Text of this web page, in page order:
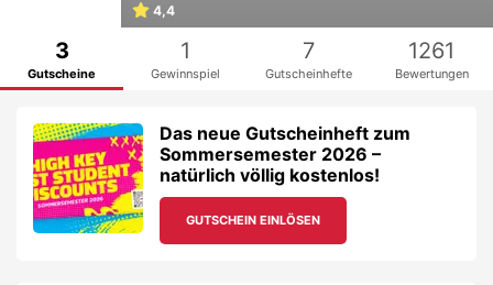
4,4
3
Gutscheine
1
Gewinnspiel
7
Gutscheinhefte
1261
Bewertungen
Das neue Gutscheinheft zum
Sommersemester 2026 –
natürlich völlig kostenlos!
GUTSCHEIN EINLÖSEN